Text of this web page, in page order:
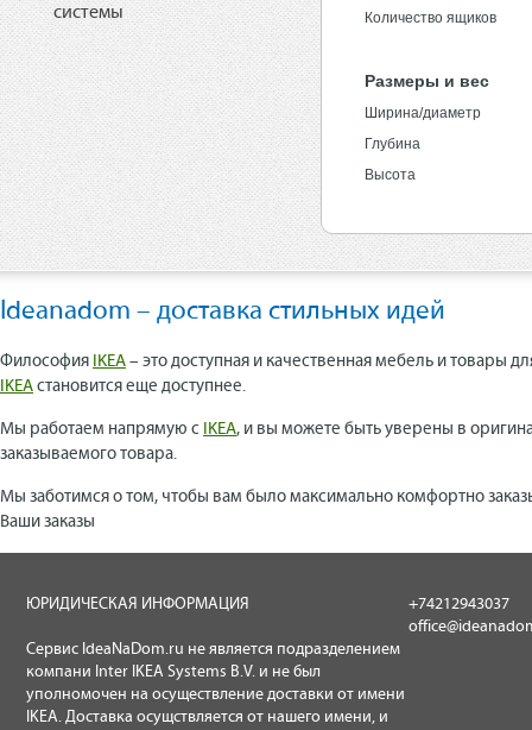
системы
Количество ящиков
Размеры и вес
Ширина/диаметр
Глубина
Высота
Ideanadom – доставка стильных идей
Философия IKEA – это доступная и качественная мебель и товары
IKEA становится еще доступнее.
Мы работаем напрямую с IKEA, и вы можете быть уверены в
заказываемого товара.
Мы заботимся о том, чтобы вам было максимально комфортно
Ваши заказы
ЮРИДИЧЕСКАЯ ИНФОРМАЦИЯ
Сервис IdeaNaDom.ru не является подразделением
компани Inter IKEA Systems B.V. и не был
уполномочен на осуществление доставки от имени
IKEA. Доставка осущствляется от нашего имени, и
+74212943037